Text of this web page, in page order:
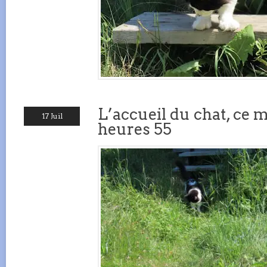
17 Juil
L’accueil du chat, ce
heures 55